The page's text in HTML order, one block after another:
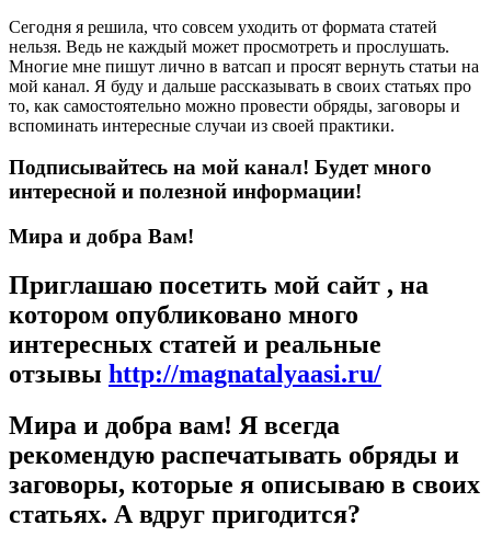
Сегодня я решила, что совсем уходить от формата статей
нельзя. Ведь не каждый может просмотреть и прослушать.
Многие мне пишут лично в ватсап и просят вернуть статьи на
мой канал. Я буду и дальше рассказывать в своих статьях про
то, как самостоятельно можно провести обряды, заговоры и
вспоминать интересные случаи из своей практики.
Подписывайтесь на мой канал! Будет много
интересной и полезной информации!
Мира и добра Вам!
Приглашаю посетить мой сайт , на
котором опубликовано много
интересных статей и реальные
отзывы http://magnatalyaasi.ru/
Мира и добра вам! Я всегда
рекомендую распечатывать обряды и
заговоры, которые я описываю в своих
статьях. А вдруг пригодится?